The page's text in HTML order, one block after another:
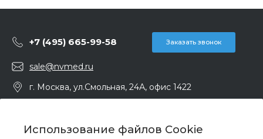
Использование файлов Cookie
+7 (495) 665-99-58 Заказать звонок
sale@nvmed.ru
г. Москва, ул.Смольная, 24А, офис 1422